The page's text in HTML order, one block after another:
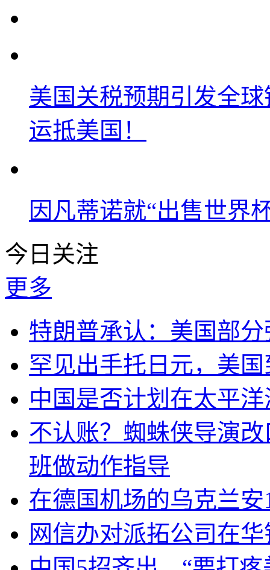
美国关税预期引发全
运抵美国！
因凡蒂诺就“出售世界
今日关注
更多
特朗普承认：美国部
罕见出手托日元，美
中国是否计划在太平
不认账？蜘蛛侠导演
班做动作指导
在德国机场的乌克兰
网信办对派拓公司在